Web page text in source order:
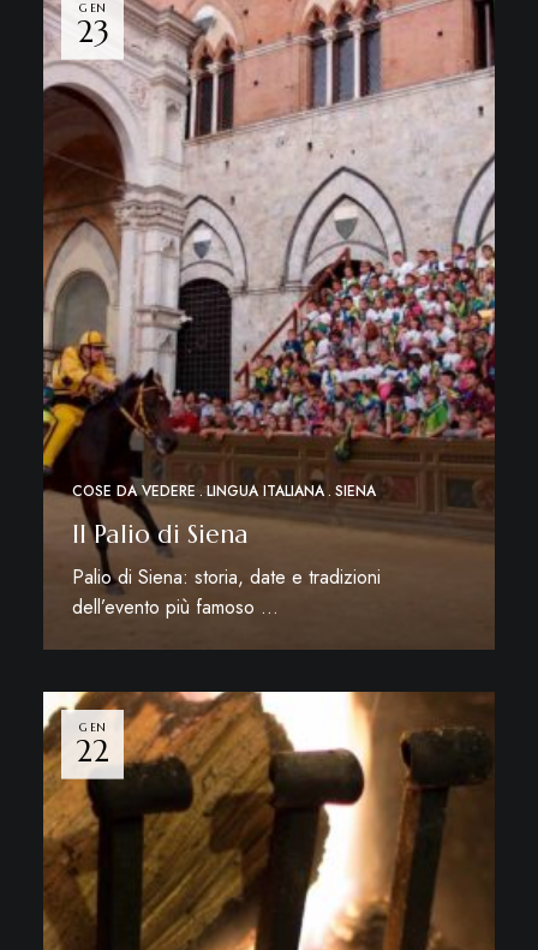
GEN
23
COSE DA VEDERE LINGUA ITALIANA SIENA
Il Palio di Siena
Palio di Siena: storia, date e tradizioni
dell’evento più famoso …
Leggi di più
GEN
22